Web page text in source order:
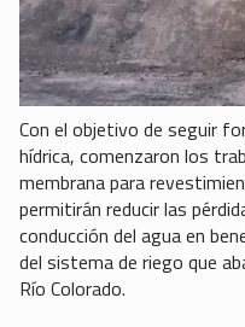
Con el objetivo de seguir
hídrica, comenzaron los
membrana para
permitirán reducir las
conducción del agua en
del sistema de riego que
Río Colorado.